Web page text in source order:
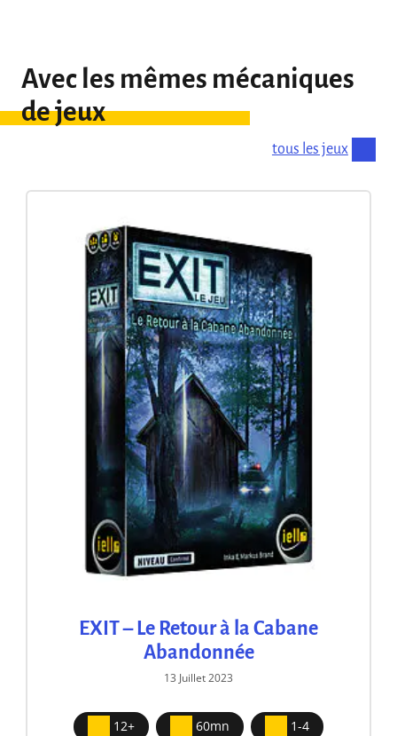
Avec les mêmes mécaniques
de jeux
tous les jeux
EXIT – Le Retour à la Cabane
Abandonnée
13 Juillet 2023
12+ 60mn 1-4